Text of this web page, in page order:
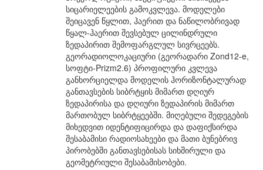
სიცარიელეების გამოკვლევა. მოდელები
შეიცავენ წყლით, ჰაერით და ნაწილობრივად
წყალ-ჰაერით შევსებულ ცილინდრული
ზედაპირით შემოფარგლულ სივრცეებს.
გეორადიოლოკაციური (გეორადარი Zond12-e,
სოფტი-Prizm2.6) პროფილური კვლევა
განხორციელდა მოდელის ჰორიზონტალურად
განთავსების სიბრტყის მიმართ დღიურ
ზედაპირისა და დღიური ზედაპირის მიმართ
მართობულ სიბრტყეებში. მიღებული შედეგების
მიხედვით იდენტიფიცირდა და დაფიქსირდა
შესაბამისი რადიოსახეები და მათი ბუნებრივ
პირობებში განთავსებისას სიხშირული და
გეომეტრიული შესაბამისობები.